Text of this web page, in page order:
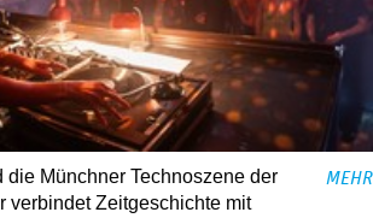
die Münchner Technoszene der
verbindet Zeitgeschichte mit
MEHR